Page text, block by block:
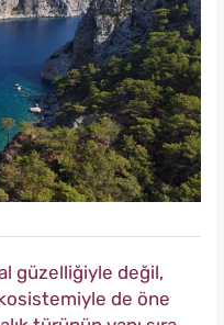
güzelliğiyle değil,
de öne